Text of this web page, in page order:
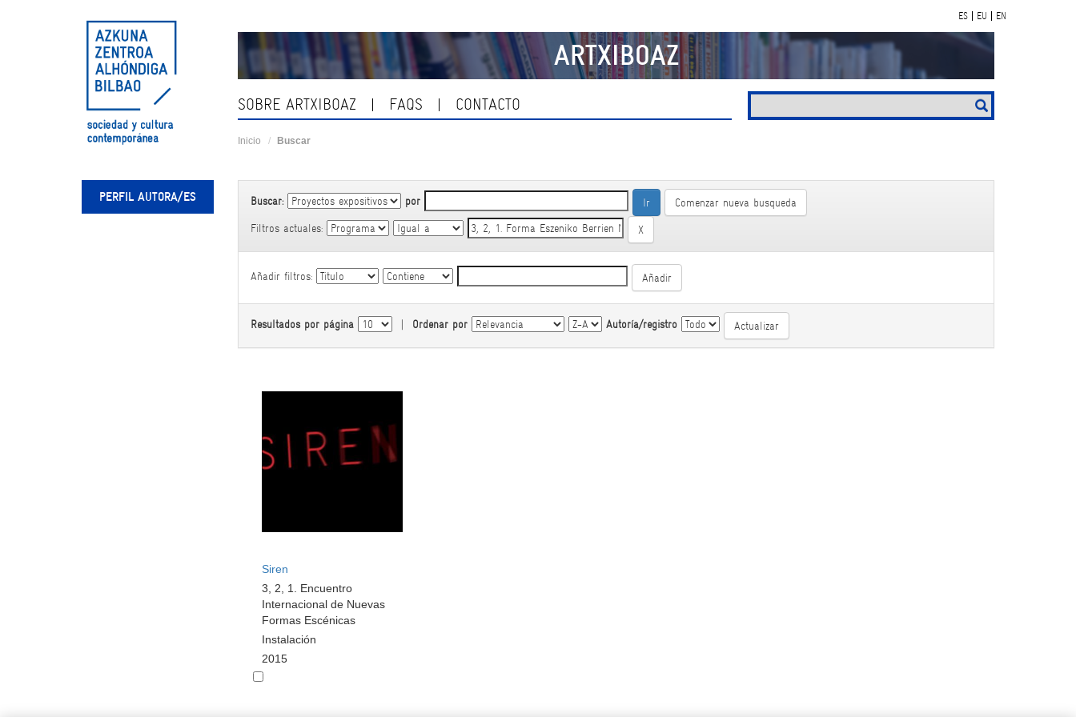
ES EU EN
ARTXIBOAZ
SOBRE ARTXIBOAZ FAQS CONTACTO
Inicio Buscar
PERFIL AUTORA/ES Buscar: por Comenzar nueva busqueda
Filtros actuales:
Añadir filtros:
Resultados por página | Ordenar por Autoría/registro
Siren
3, 2, 1. Encuentro
Internacional de Nuevas
Formas Escénicas
Instalación
2015